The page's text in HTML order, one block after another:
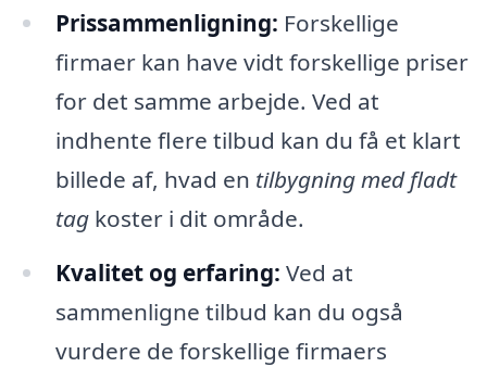
Prissammenligning: Forskellige
firmaer kan have vidt forskellige priser
for det samme arbejde. Ved at
indhente flere tilbud kan du få et klart
billede af, hvad en tilbygning med fladt
tagkoster i dit område.
Kvalitet og erfaring: Ved at
sammenligne tilbud kan du også
vurdere de forskellige firmaers